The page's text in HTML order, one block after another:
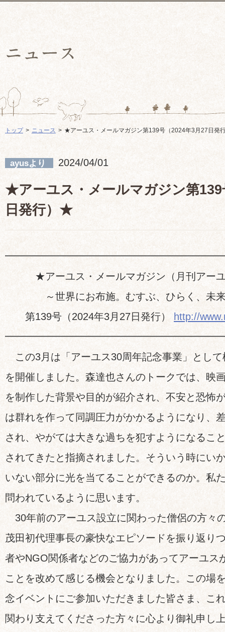
トップ ニュース ★アーユス・メールマガジン第139号（2024年3月27日発
ayusより 2024/04/01
★アーユス・メールマガジン第139
日発行）★
★アーユス・メールマガジン（月刊アー
～世界にお布施。むすぶ、ひらく、未来
第139号（2024年3月27日発行）
http://
この3月は「アーユス30周年記念事業」として
を開催しました。森達也さんのトークでは、映
を制作した背景や目的が紹介され、不安と恐怖
は群れを作って同調圧力がかかるようになり、
され、やがては大きな過ちを犯すようになるこ
されてきたと指摘されました。そういう時にい
いない部分に光を当てることができるのか。私
問われているように思います。
30年前のアーユス設立に関わった僧侶の方々
茂田初代理事長の豪快なエピソードを振り返り
者やNGO関係者などのご協力があってアーユス
ことを改めて感じる機会となりました。この場
念イベントにご参加いただきました皆さま、こ
関わり支えてくださった方々に心より御礼申し